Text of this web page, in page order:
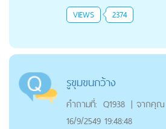
VIEWS 2374
รูขุมขนกว้าง
คำถามที่: Q1938 | จากคุณ
16/9/2549 19:48:48